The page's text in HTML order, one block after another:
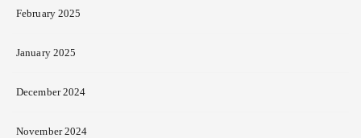
February 2025
January 2025
December 2024
November 2024